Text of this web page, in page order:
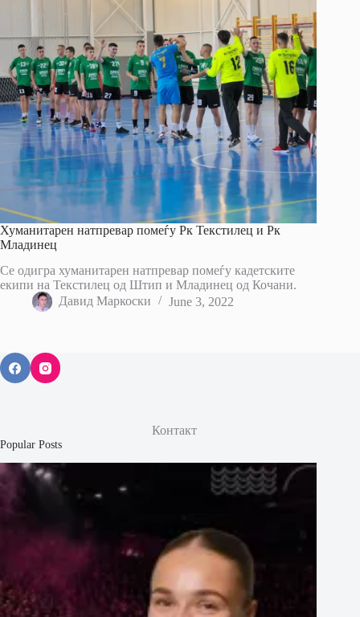
Хуманитарен натпревар помеѓу Рк Текстилец и Рк
Младинец
Се одигра хуманитарен натпревар помеѓу кадетските
екипи на Текстилец од Штип и Младинец од Кочани.
Давид Маркоски
June 3, 2022
Контакт
Popular Posts